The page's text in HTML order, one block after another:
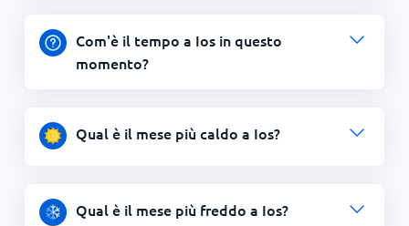
Com'è il tempo a Ios in questo
momento?
Qual è il mese più caldo a Ios?
Qual è il mese più freddo a Ios?